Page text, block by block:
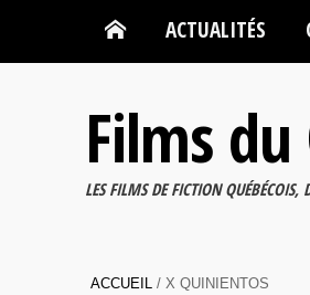
ACTUALITÉS
Films du
LES FILMS DE FICTION QUÉBÉCOIS,
ACCUEIL / X QUINIENTOS